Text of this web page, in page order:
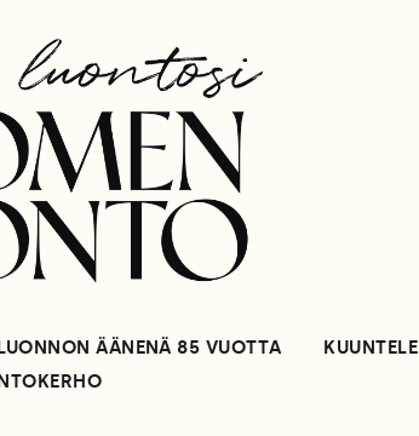
LUONNON ÄÄNENÄ 85 VUOTTA KUUNTELE